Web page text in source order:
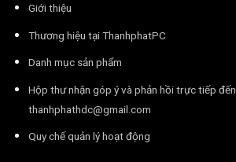
Giới thiệu
Thương hiệu tại ThanhphatPC
Danh mục sản phẩm
Hộp thư nhận góp ý và phản hồi trực tiếp đến
thanhphathdc@gmail.com
Quy chế quản lý hoạt động